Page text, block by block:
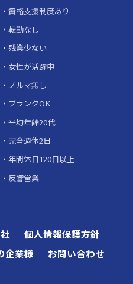
資格支援制度あり
転勤なし
残業少ない
女性が活躍中
ノルマ無し
ブランクOK
平均年齢20代
完全週休2日
年間休日120日以上
反響営業
個人情報保護方針
企業様 お問い合わせ